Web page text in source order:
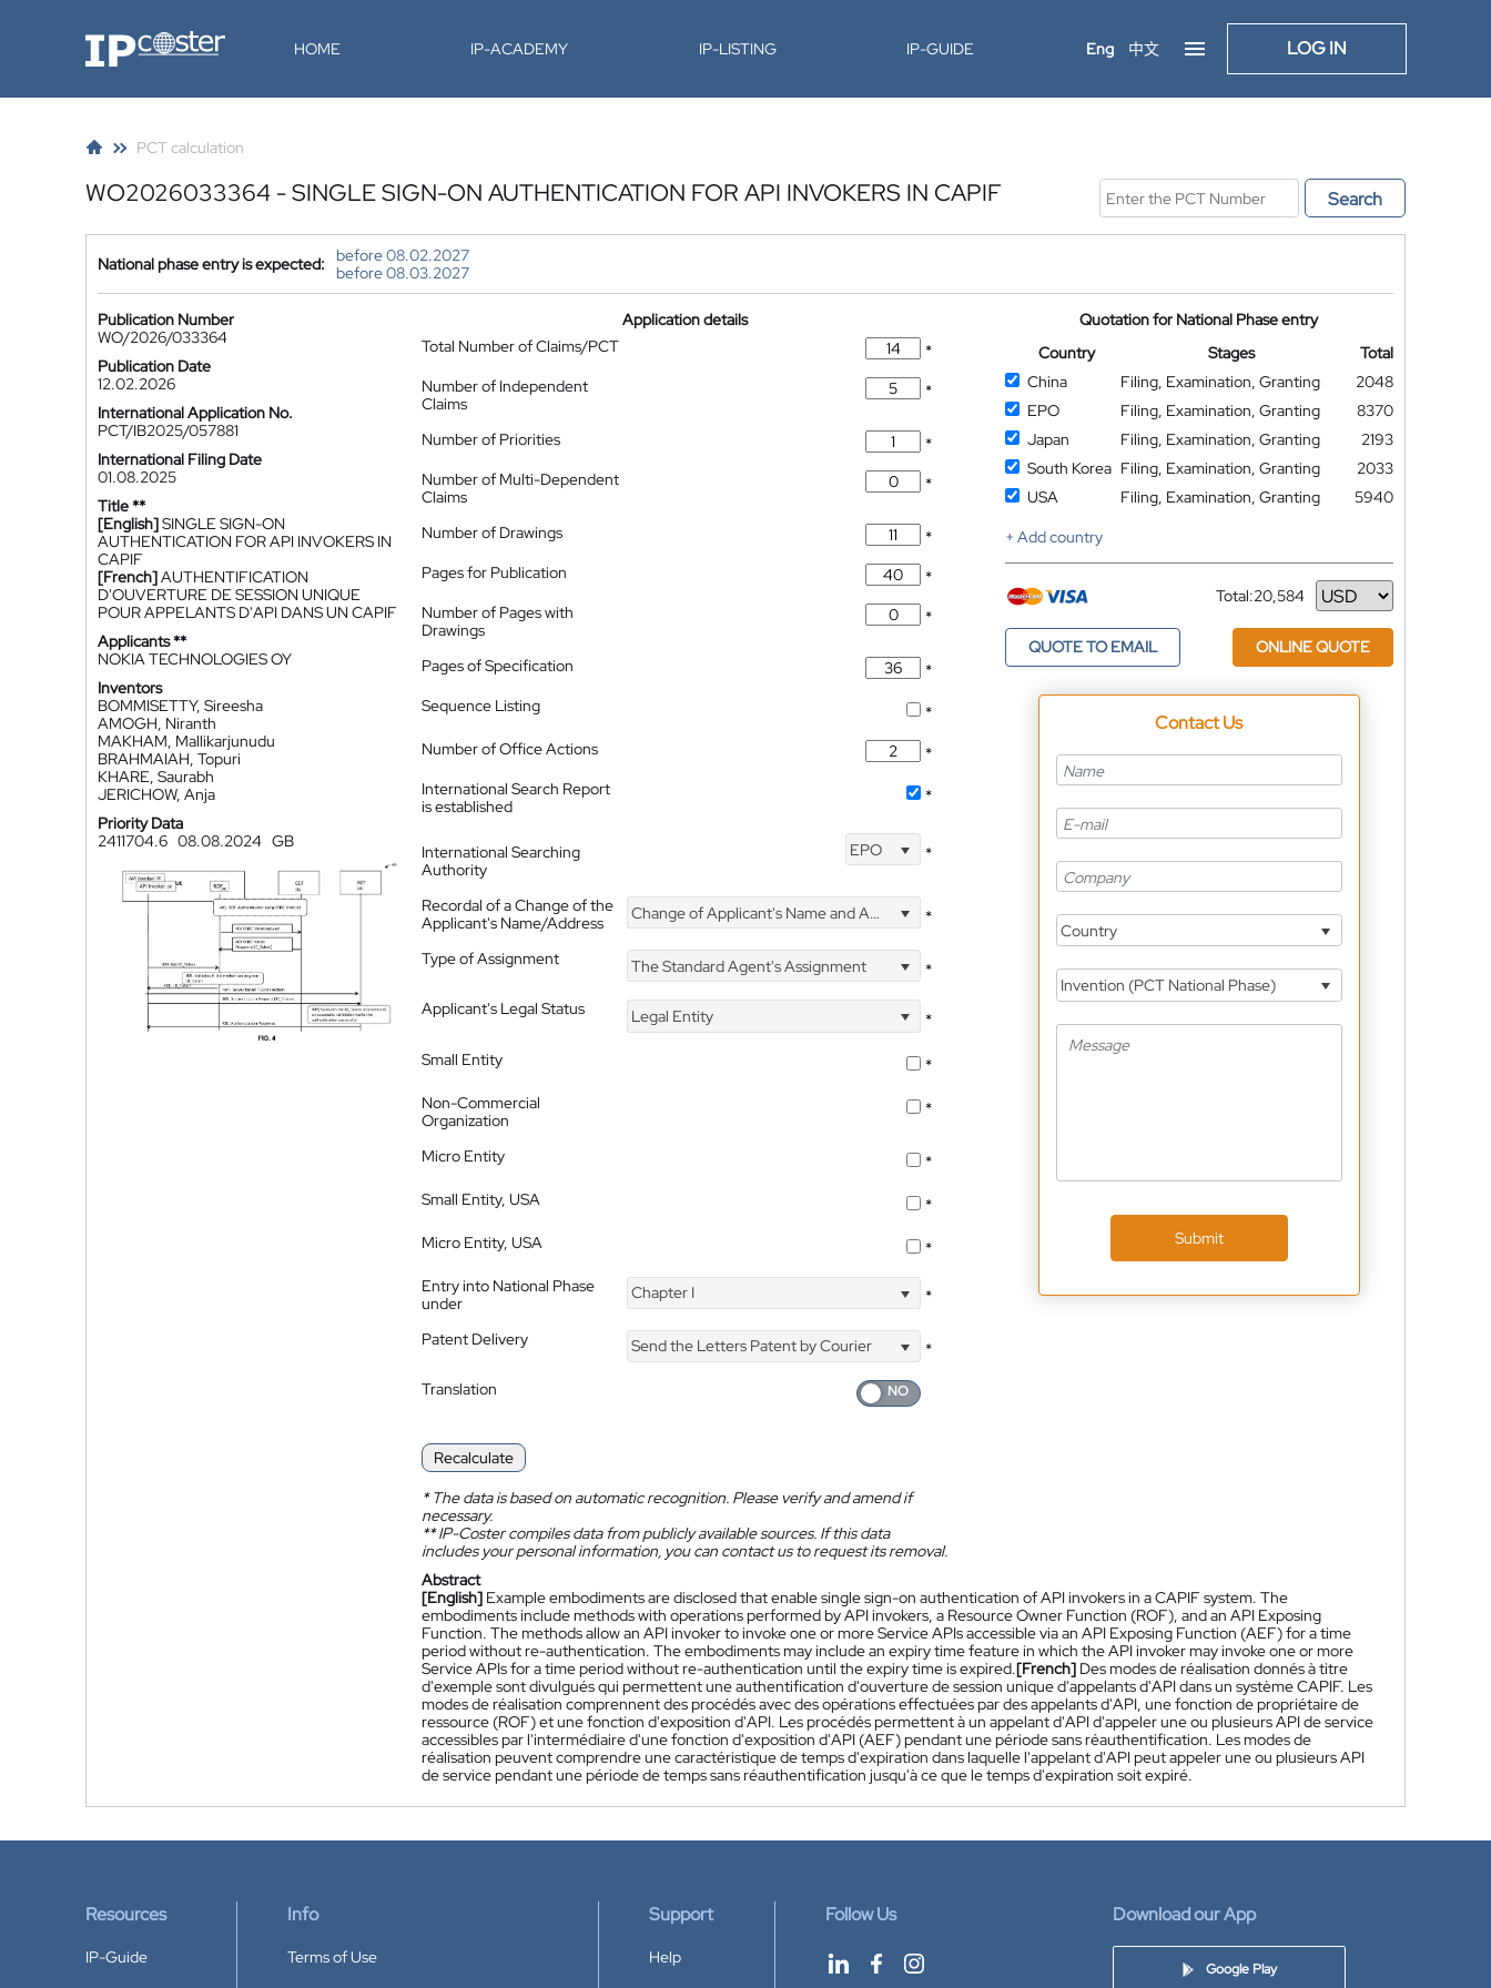
IP-Coster HOME IP-ACADEMY IP-LISTING IP-GUIDE Eng 中文 LOG IN
PCT calculation
WO2026033364 - SINGLE SIGN-ON AUTHENTICATION FOR API INVOKERS IN CAPIF Search
National phase entry is expected:
before 08.02.2027
before 08.03.2027
Publication Number
WO/2026/033364
Publication Date
12.02.2026
International Application No.
PCT/IB2025/057881
International Filing Date
01.08.2025
Title **
[English]SINGLE SIGN-ON
AUTHENTICATION FOR API INVOKERS IN
CAPIF
[French]AUTHENTIFICATION
D'OUVERTURE DE SESSION UNIQUE
POUR APPELANTS D'API DANS UN CAPIF
Applicants **
NOKIA TECHNOLOGIES OY
Inventors
BOMMISETTY, Sireesha
AMOGH, Niranth
MAKHAM, Mallikarjunudu
BRAHMAIAH, Topuri
KHARE, Saurabh
JERICHOW, Anja
Priority Data
2411704.6 08.08.2024 GB
Application details
Total Number of Claims/PCT
*
Number of Independent
Claims
*
Number of Priorities
*
Number of Multi-Dependent
Claims
*
Number of Drawings
*
Pages for Publication
*
Number of Pages with
Drawings
*
Pages of Specification
*
Sequence Listing
*
Number of Office Actions
*
International Search Report
is established
*
International Searching
Authority
EPO *
Recordal of a Change of the
Applicant's Name/Address
Change of Applicant's Name and Address *
Type of Assignment The Standard Agent's Assignment
*
Applicant's Legal Status
Legal Entity
*
Small Entity
*
Non-Commercial
Organization
*
Micro Entity
*
Small Entity, USA
*
Micro Entity, USA
*
Entry into National Phase
under
Chapter I *
Patent Delivery Send the Letters Patent by Courier
*
Translation
Recalculate
*The data is based on automatic recognition. Please verify and amend if
necessary.
**IP-Coster compiles data from publicly available sources. If this data
includes your personal information, you can contact us to request its removal.
Quotation for National Phase entry
Country
Stages
Total
China
Filing, Examination, Granting
2048
EPO
Filing, Examination, Granting
8370
Japan
Filing, Examination, Granting
2193
South Korea Filing, Examination, Granting
2033
USA
Filing, Examination, Granting
5940
+ Add country
Total:20,584
Currency
QUOTE TO EMAIL ONLINE QUOTE
Contact Us
Country
Invention (PCT National Phase)
Submit
Abstract
[English] Example embodiments are disclosed that enable single sign-on authentication of API invokers in a CAPIF system. The
embodiments include methods with operations performed by API invokers, a Resource Owner Function (ROF), and an API Exposing
Function. The methods allow an API invoker to invoke one or more Service APIs accessible via an API Exposing Function (AEF) for a time
period without re-authentication. The embodiments may include an expiry time feature in which the API invoker may invoke one or more
Service APIs for a time period without re-authentication until the expiry time is expired.[French] Des modes de réalisation donnés à titre
d'exemple sont divulgués qui permettent une authentification d'ouverture de session unique d'appelants d'API dans un système CAPIF. Les
modes de réalisation comprennent des procédés avec des opérations effectuées par des appelants d'API, une fonction de propriétaire de
ressource (ROF) et une fonction d'exposition d'API. Les procédés permettent à un appelant d'API d'appeler une ou plusieurs API de service
accessibles par l'intermédiaire d'une fonction d'exposition d'API (AEF) pendant une période sans réauthentification. Les modes de
réalisation peuvent comprendre une caractéristique de temps d'expiration dans laquelle l'appelant d'API peut appeler une ou plusieurs API
de service pendant une période de temps sans réauthentification jusqu'à ce que le temps d'expiration soit expiré.
Resources
IP-Guide
Info
Terms of Use
Support
Help
Follow Us Download our App
Google Play